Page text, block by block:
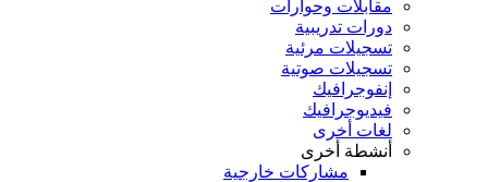
مقابلات وحوارات
دورات تدريبية
تسجيلات مرئية
تسجيلات صوتية
إنفوجرافيك
فيديوجرافيك
لغات أخرى
أنشطة أخرى
مشاركات خارجية